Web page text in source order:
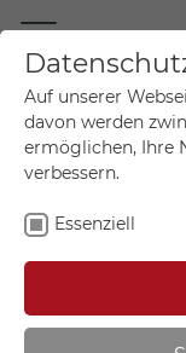
Mein Konto
Sie sind hier:
Auf unserer
davon werden
ermöglichen, Ihre
verbessern.
Essenziell